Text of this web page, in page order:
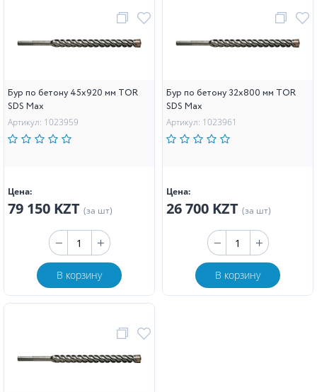
Бур по бетону 45х920 мм TOR
SDS Max
Артикул: 1023959
Цена:
79 150 KZT (за шт)
В корзину
Бур по бетону 32х800 мм TOR
SDS Max
Артикул: 1023961
Цена:
26 700 KZT (за шт)
В корзину